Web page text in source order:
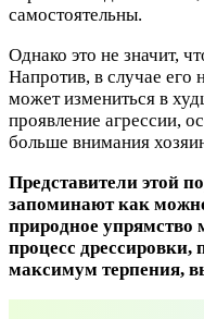
самостоятельны.
Однако это не значит,
Напротив, в случае его
может измениться в
проявление агрессии,
больше внимания
Представители этой
запоминают как
природное упрямство
процесс дрессировки,
максимум терпения,